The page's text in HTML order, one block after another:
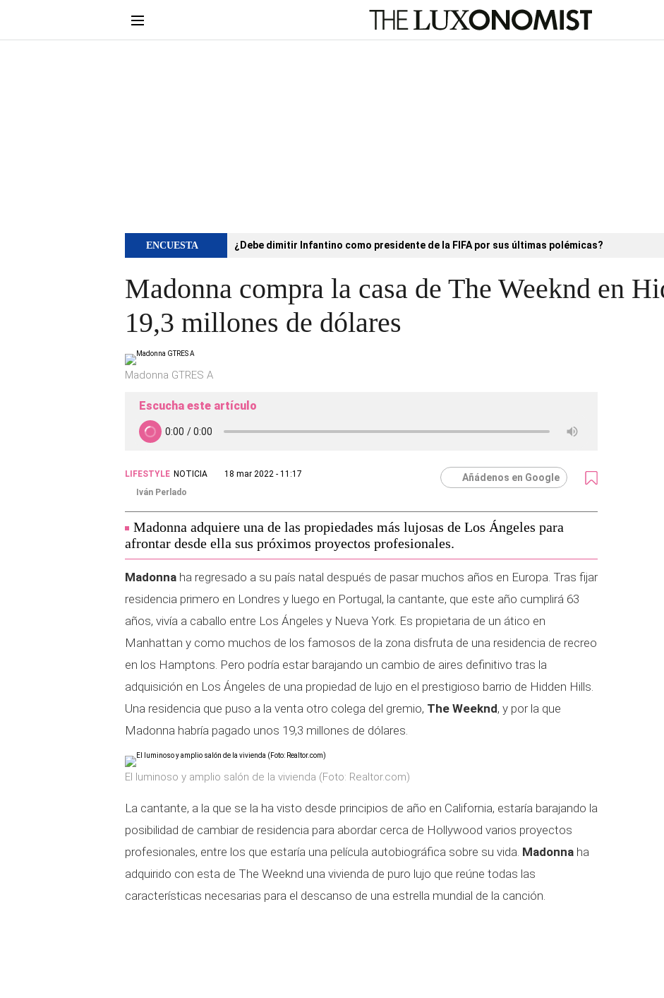
ENCUESTA ¿Debe dimitir Infantino como presidente de la FIFA por sus últimas polémicas?
Madonna compra la casa de The Weeknd en
19,3 millones de dólares
Madonna GTRES A
Escucha este artículo
LIFESTYLE NOTICIA
18 mar 2022 - 11:17
Iván Perlado
Añádenos en Google
Madonna adquiere una de las propiedades más lujosas de Los Ángeles para
afrontar desde ella sus próximos proyectos profesionales.
Madonna ha regresado a su país natal después de pasar muchos años en Europa. Tras fijar
residencia primero en Londres y luego en Portugal, la cantante, que este año cumplirá 63
años, vivía a caballo entre Los Ángeles y Nueva York. Es propietaria de un ático en
Manhattan y como muchos de los famosos de la zona disfruta de una residencia de recreo
en los Hamptons. Pero podría estar barajando un cambio de aires definitivo tras la
adquisición en Los Ángeles de una propiedad de lujo en el prestigioso barrio de Hidden Hills.
Una residencia que puso a la venta otro colega del gremio, The Weeknd, y por la que
Madonna habría pagado unos 19,3 millones de dólares.
El luminoso y amplio salón de la vivienda (Foto: Realtor.com)
La cantante, a la que se la ha visto desde principios de año en California, estaría barajando la
posibilidad de cambiar de residencia para abordar cerca de Hollywood varios proyectos
profesionales, entre los que estaría una película autobiográfica sobre su vida. Madonna ha
adquirido con esta de The Weeknd una vivienda de puro lujo que reúne todas las
características necesarias para el descanso de una estrella mundial de la canción.